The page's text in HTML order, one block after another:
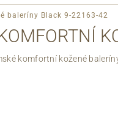
baleríny Black 9-22163-42
komfortní kožené